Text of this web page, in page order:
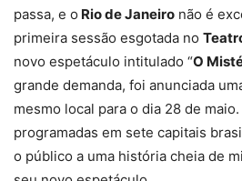
passa, e o Rio de Janeiro não é
primeira sessão esgotada no
novo espetáculo intitulado “O
grande demanda, foi anunciada
mesmo local para o dia 28 de
programadas em sete capitais
o público a uma história cheia de